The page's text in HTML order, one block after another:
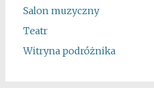
Salon muzyczny
Teatr
Witryna podróżnika